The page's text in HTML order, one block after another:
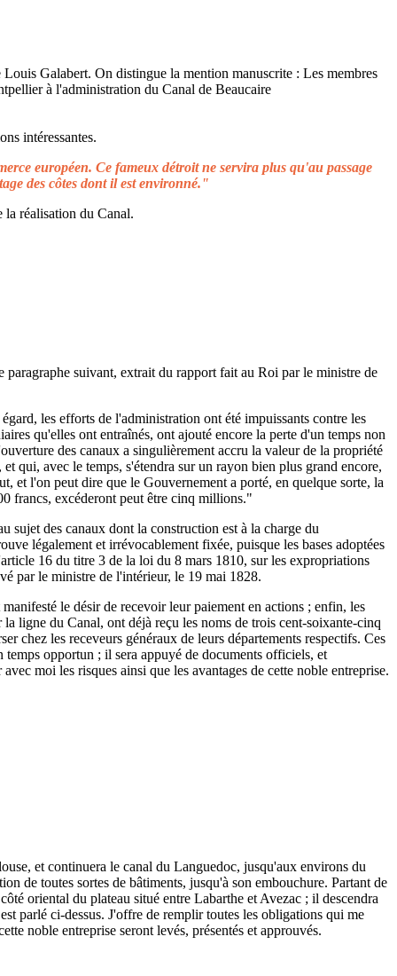
intéressantes.
européen. Ce fameux détroit ne servira plus qu'au passage
des côtes dont il est environné."
réalisation du Canal.
suivant, extrait du rapport fait au Roi par le ministre de
les efforts de l'administration ont été impuissants contre les
qu'elles ont entraînés, ont ajouté encore la perte d'un temps non
des canaux a singulièrement accru la valeur de la propriété
qui, avec le temps, s'étendra sur un rayon bien plus grand encore,
et l'on peut dire que le Gouvernement a porté, en quelque sorte, la
francs, excéderont peut être cinq millions."
sujet des canaux dont la construction est à la charge du
légalement et irrévocablement fixée, puisque les bases adoptées
16 du titre 3 de la loi du 8 mars 1810, sur les expropriations
par le ministre de l'intérieur, le 19 mai 1828.
le désir de recevoir leur paiement en actions ; enfin, les
ligne du Canal, ont déjà reçu les noms de trois cent-soixante-cinq
chez les receveurs généraux de leurs départements respectifs. Ces
temps opportun ; il sera appuyé de documents officiels, et
moi les risques ainsi que les avantages de cette noble entreprise.
et continuera le canal du Languedoc, jusqu'aux environs du
de toutes sortes de bâtiments, jusqu'à son embouchure. Partant de
oriental du plateau situé entre Labarthe et Avezac ; il descendra
parlé ci-dessus. J'offre de remplir toutes les obligations qui me
noble entreprise seront levés, présentés et approuvés.